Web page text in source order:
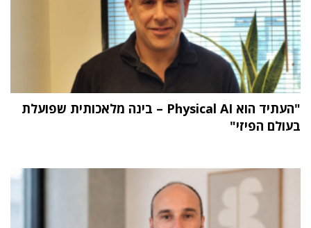
"העתיד הוא Physical AI – בינה מלאכותית שפועלת
בעולם הפיזי"